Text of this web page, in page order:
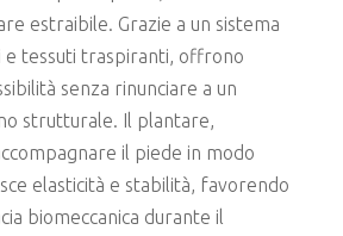
estraibile. Grazie a un sistema
e tessuti traspiranti, offrono
senza rinunciare a un
strutturale. Il plantare,
il piede in modo
elasticità e stabilità, favorendo
biomeccanica durante il